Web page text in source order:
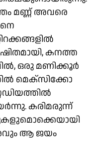
മണ്ണ് അവരെ
കനത്ത
ഒരു മണിക്കൂര്‍
മെക്സിക്കോ
കരിമരുന്ന്
ആ ജയം